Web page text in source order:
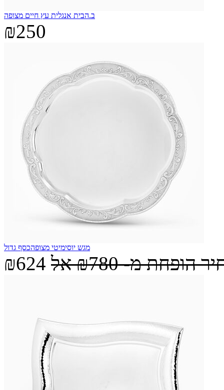
ב.הבית אנגלית עץ חיים מצופה
₪250
מגש יוסימיטי מצופהכסף גדול
₪624 הופחת מ-₪780 אל